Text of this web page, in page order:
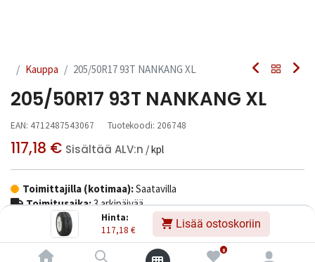
Hinta:
117,18 € Lisää ostoskoriin
0
Kauppa 205/50R17 93T NANKANG XL
205/50R17 93T NANKANG XL
EAN: 4712487543067 Tuotekoodi: 206748
117,18 € Sisältää ALV:n / kpl
Toimittajilla (kotimaa):Saatavilla
Toimitusaika:3 arkipäivää
Asennuspalvelu